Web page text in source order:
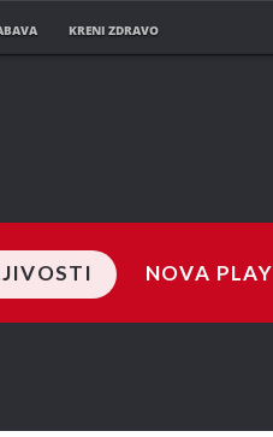
KRENI ZDRAVO
NOVA PLAY